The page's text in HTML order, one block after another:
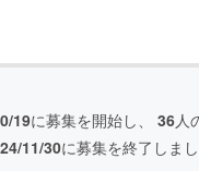
19に募集を開始し、 36人
11/30に募集を終了しま